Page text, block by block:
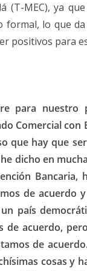
(T-MEC), ya
formal, lo que
positivos para
para nuestro
Comercial con
que hay que
dicho en
Bancaria,
de acuerdo
país
de acuerdo,
de
cosas y